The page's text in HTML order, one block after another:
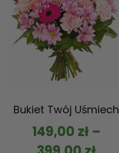
Bukiet Twój Uśmiech
149,00 zł–